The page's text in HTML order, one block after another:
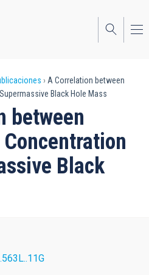
A Correlation between
Black Hole Mass
between
Black